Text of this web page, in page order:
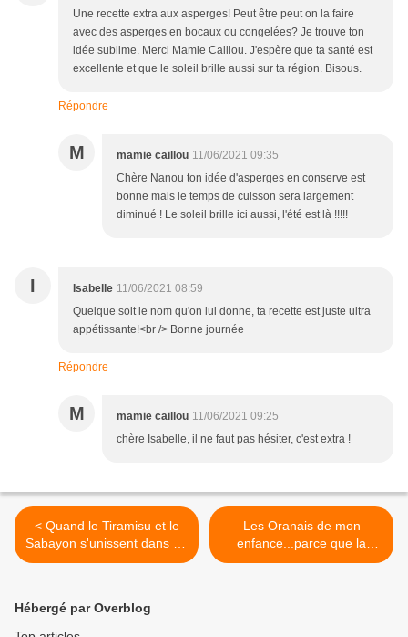
Une recette extra aux asperges! Peut être peut on la faire
avec des asperges en bocaux ou congelées? Je trouve ton
idée sublime. Merci Mamie Caillou. J'espère que ta santé est
excellente et que le soleil brille aussi sur ta région. Bisous.
Répondre
M mamie caillou 11/06/2021 09:35
Chère Nanou ton idée d'asperges en conserve est
bonne mais le temps de cuisson sera largement
diminué ! Le soleil brille ici aussi, l'été est là !!!!!
I Isabelle 11/06/2021 08:59
Quelque soit le nom qu'on lui donne, ta recette est juste ultra
appétissante!<br /> Bonne journée
Répondre
M mamie caillou 11/06/2021 09:25
chère Isabelle, il ne faut pas hésiter, c'est extra !
< Quand le Tiramisu et le
Sabayon s'unissent dans un
dessert aux Fraises...c'est
Les Oranais de mon
enfance...parce que la
gourmandise ça vous
Hébergé par Overblog